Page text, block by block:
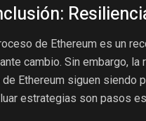
de Ethereum es un
cambio. Sin embargo,
Ethereum siguen siendo
estrategias son pasos